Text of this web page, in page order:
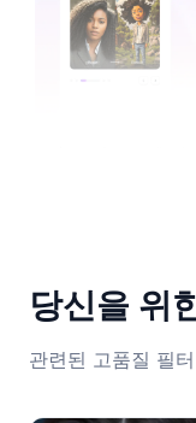
당신을 위
관련된 고품질 필